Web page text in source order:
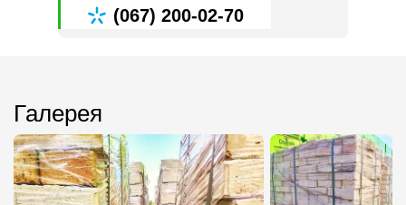
(067) 200-02-70
Галерея